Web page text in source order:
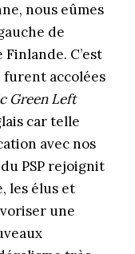
nous eûmes
de
C’est
furent accolées
Green Left
car telle
avec nos
PSP rejoignit
les élus et
une